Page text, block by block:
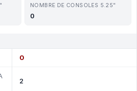
NOMBRE DE CONSOLES 5.25"
0
0
2